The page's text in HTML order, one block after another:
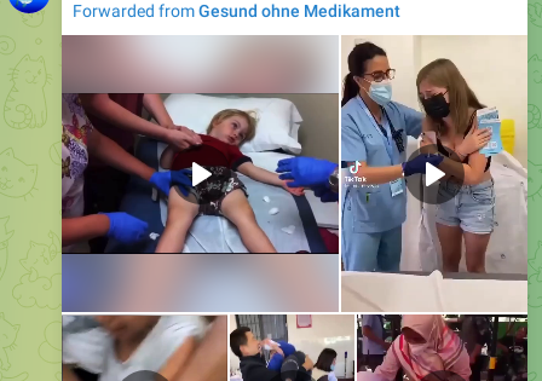
Forwarded fromGesund ohne Medikament